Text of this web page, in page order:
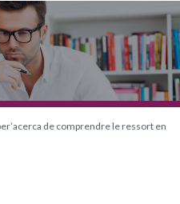
de comprendre le ressort en